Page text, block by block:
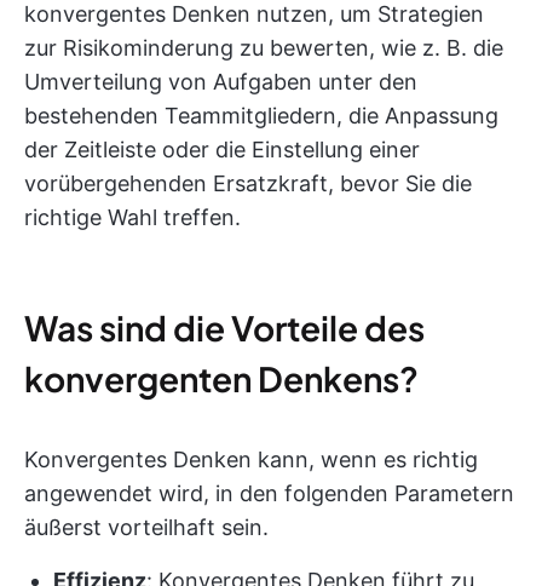
konvergentes Denken nutzen, um Strategien
zur Risikominderung zu bewerten, wie z. B. die
Umverteilung von Aufgaben unter den
bestehenden Teammitgliedern, die Anpassung
der Zeitleiste oder die Einstellung einer
vorübergehenden Ersatzkraft, bevor Sie die
richtige Wahl treffen.
Was sind die Vorteile des
konvergenten Denkens?
Konvergentes Denken kann, wenn es richtig
angewendet wird, in den folgenden Parametern
äußerst vorteilhaft sein.
Effizienz: Konvergentes Denken führt zu